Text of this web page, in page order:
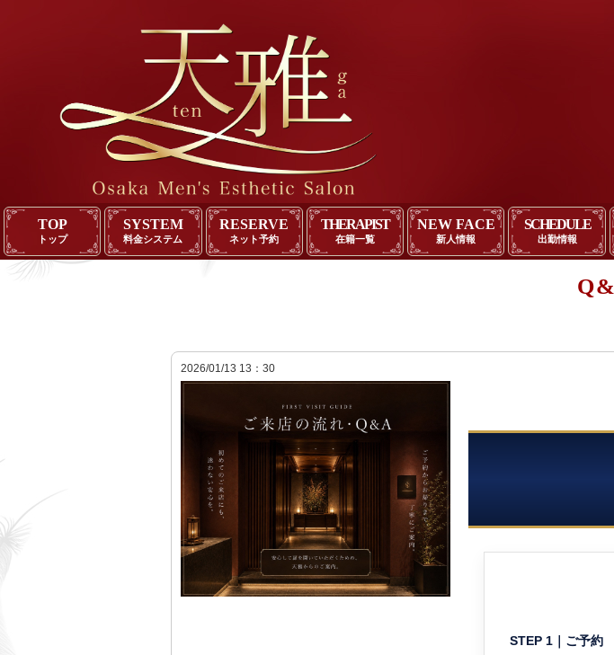
TOP
トップ
SYSTEM
料金システム
RESERVE
ネット予約
THERAPIST
在籍一覧
NEW FACE
新人情報
SCHEDULE
出勤情報
Q&
2026/01/13 13：30
STEP 1｜ご予約